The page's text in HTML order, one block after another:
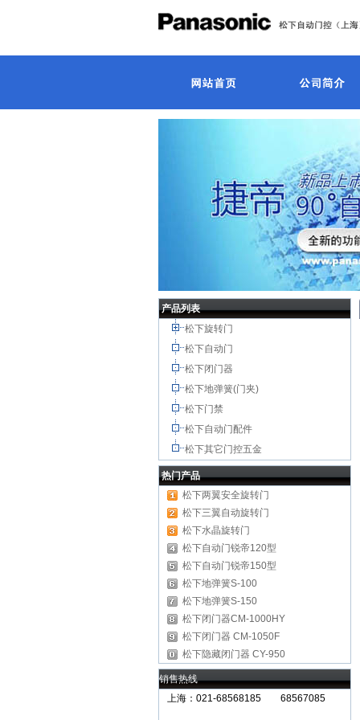
产品列表
松下旋转门
松下自动门
松下闭门器
松下地弹簧(门夹)
松下门禁
松下自动门配件
松下其它门控五金
热门产品
松下两翼安全旋转门
松下三翼自动旋转门
松下水晶旋转门
松下自动门锐帝120型
松下自动门锐帝150型
松下地弹簧S-100
松下地弹簧S-150
松下闭门器CM-1000HY
松下闭门器 CM-1050F
松下隐藏闭门器 CY-950
销售热线
上海：021-68568185 68567085